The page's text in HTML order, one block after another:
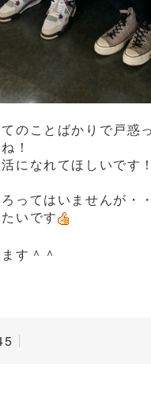
のことばかりで戸惑
！
になれてほしいです
ってはいませんが・
いです
す＾＾